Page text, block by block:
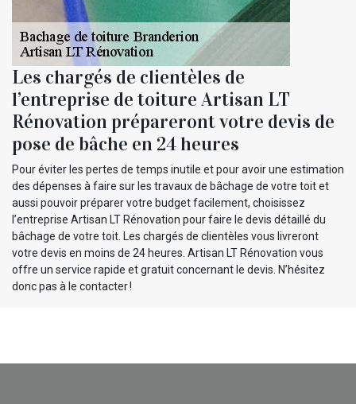
Les chargés de clientèles de
l’entreprise de toiture Artisan LT
Rénovation prépareront votre devis de
pose de bâche en 24 heures
Pour éviter les pertes de temps inutile et pour avoir une estimation
des dépenses à faire sur les travaux de bâchage de votre toit et
aussi pouvoir préparer votre budget facilement, choisissez
l’entreprise Artisan LT Rénovation pour faire le devis détaillé du
bâchage de votre toit. Les chargés de clientèles vous livreront
votre devis en moins de 24 heures. Artisan LT Rénovation vous
offre un service rapide et gratuit concernant le devis. N’hésitez
donc pas à le contacter !